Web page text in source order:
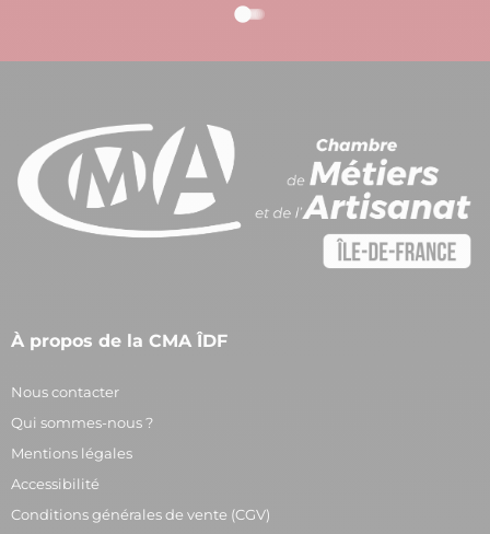
À propos de la CMA ÎDF
Nous contacter
Qui sommes-nous ?
Mentions légales
Accessibilité
Conditions générales de vente (CGV)